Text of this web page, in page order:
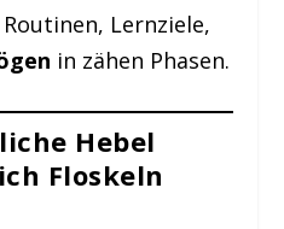
Lernziele,
in zähen Phasen.
Hebel
Floskeln